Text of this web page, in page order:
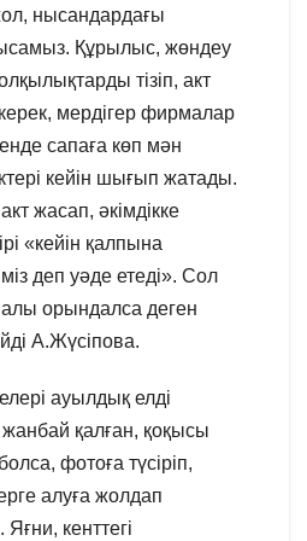
нысандардағы
Құрылыс, жөндеу
тізіп, акт
мердігер фирмалар
сапаға көп мән
кейін шығып жатады.
жасап, әкімдікке
«кейін қалпына
деп уәде етеді». Сол
орындалса деген
А.Жүсіпова.
ауылдық елді
қалған, қоқысы
фотоға түсіріп,
алуға жолдап
кенттегі